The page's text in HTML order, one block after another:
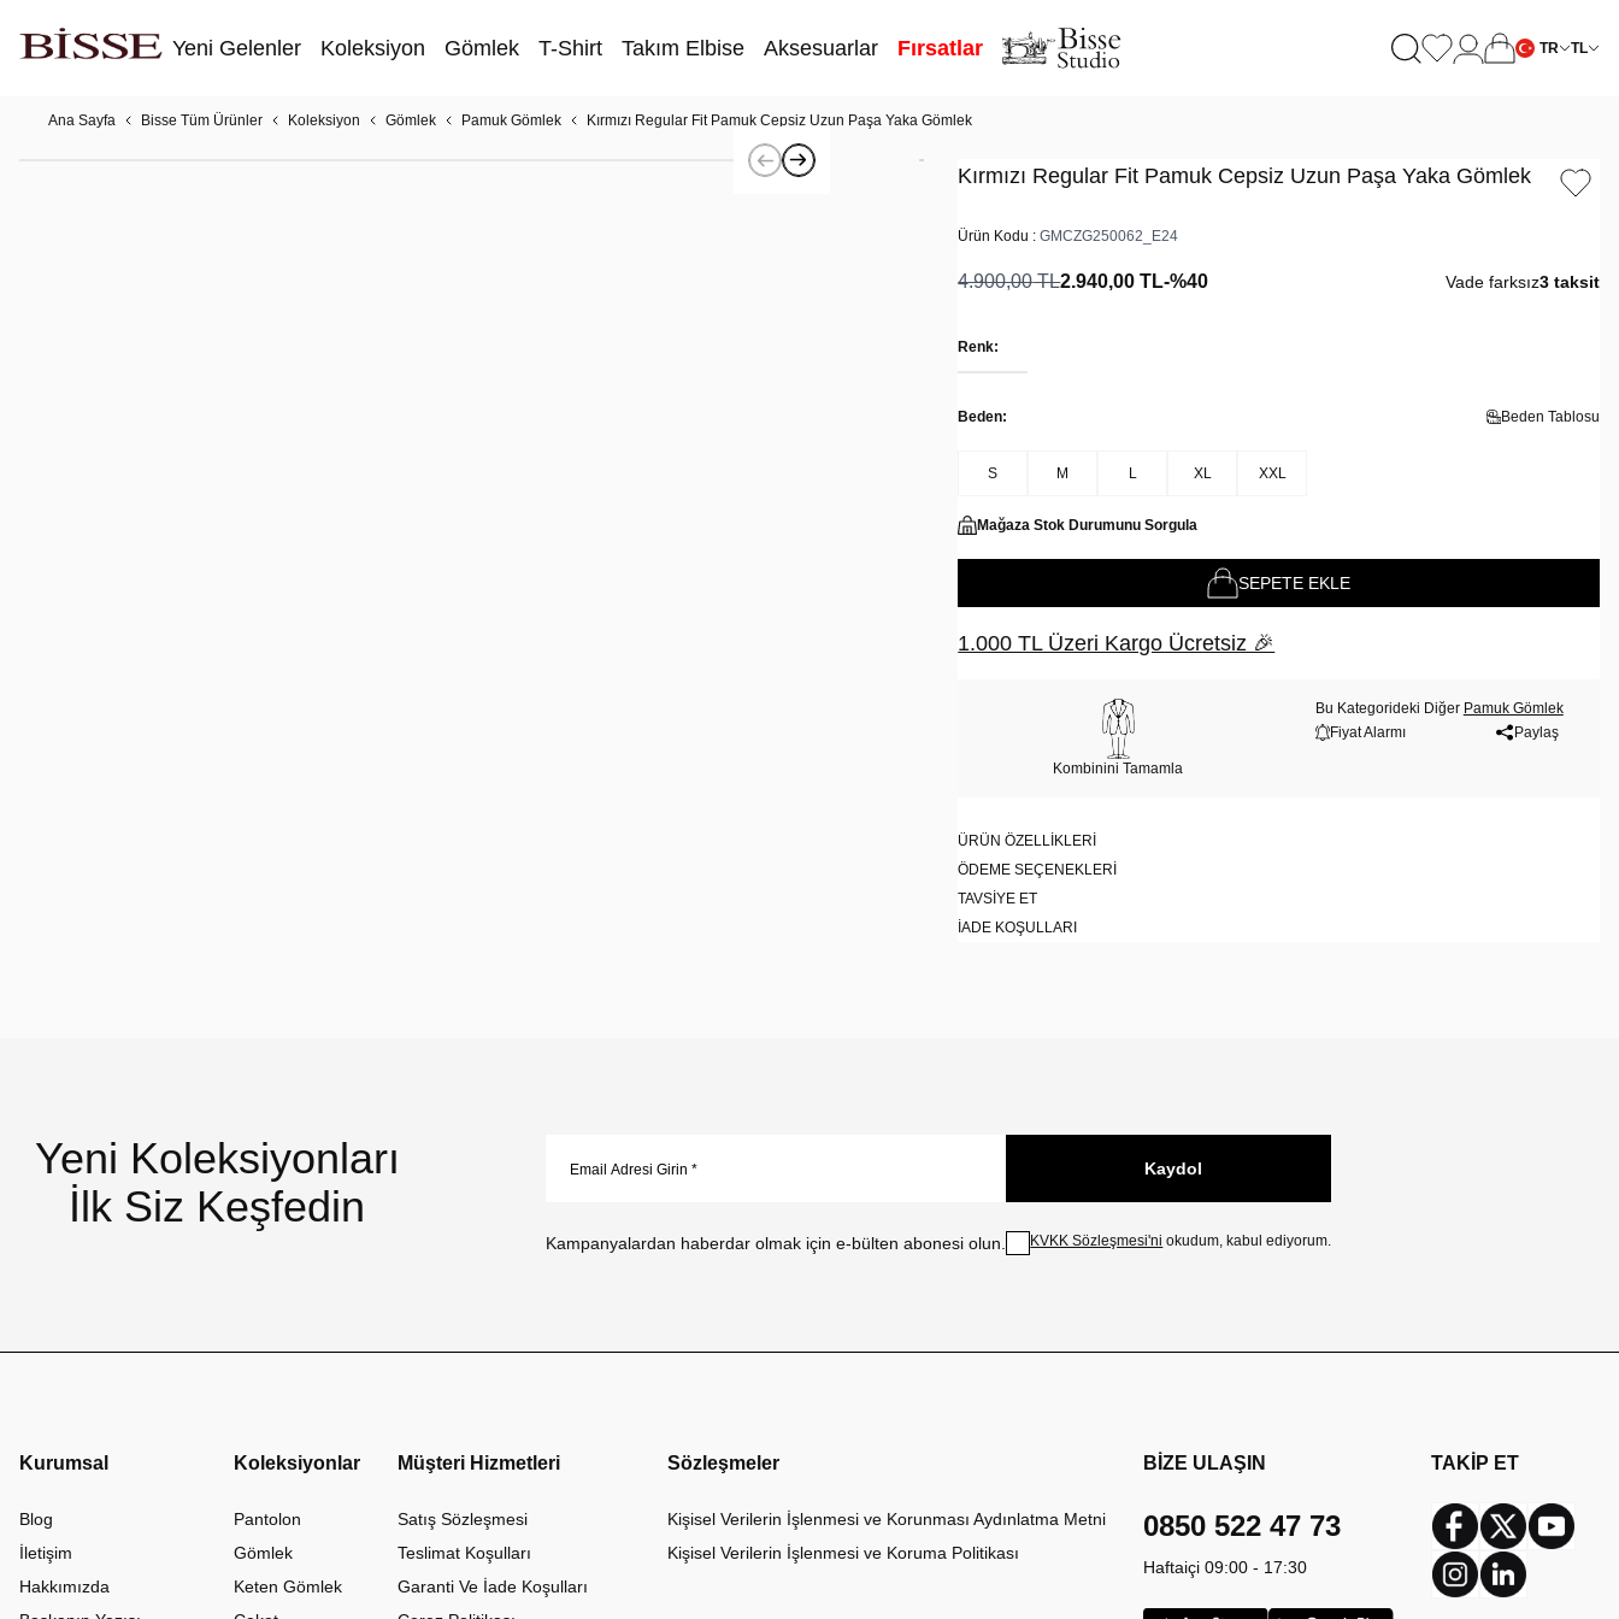
Yeni Gelenler Koleksiyon Gömlek T-Shirt Takım Elbise Aksesuarlar Fırsatlar TR TL
Ana Sayfa Bisse Tüm Ürünler Koleksiyon Gömlek Pamuk Gömlek Kırmızı Regular Fit Pamuk Cepsiz Uzun Paşa Yaka Gömlek
Kırmızı Regular Fit Pamuk Cepsiz Uzun Paşa Yaka Gömlek
Ürün Kodu :GMCZG250062_E24
4.900,00TL2.940,00 TL-%40 Vade farksız3 taksit
Renk:
Beden: Beden Tablosu
S M L XL XXL
Mağaza Stok Durumunu Sorgula
SEPETE EKLE
1.000 TL Üzeri Kargo Ücretsiz 🎉
Kombinini Tamamla
Bu Kategorideki Diğer Pamuk Gömlek
Fiyat Alarmı
Paylaş
ÜRÜN ÖZELLIKLERI
ÖDEME SEÇENEKLERI
TAVSIYE ET
İADE KOŞULLARI
Yeni Koleksiyonları
İlk Siz Keşfedin
Kampanyalardan haberdar olmak için e-bülten abonesi olun.
Kaydol
KVKK Sözleşmesi'ni okudum, kabul ediyorum.
Kurumsal
Blog
İletişim
Hakkımızda
Koleksiyonlar
Pantolon
Gömlek
Keten Gömlek
Müşteri Hizmetleri
Satış Sözleşmesi
Teslimat Koşulları
Garanti Ve İade Koşulları
Sözleşmeler
Kişisel Verilerin İşlenmesi ve Korunması Aydınlatma Metni
Kişisel Verilerin İşlenmesi ve Koruma Politikası
BİZE ULAŞIN
0850 522 47 73
Haftaiçi 09:00 - 17:30
TAKİP ET
Facebook
Twitter
InstagramLinkedin